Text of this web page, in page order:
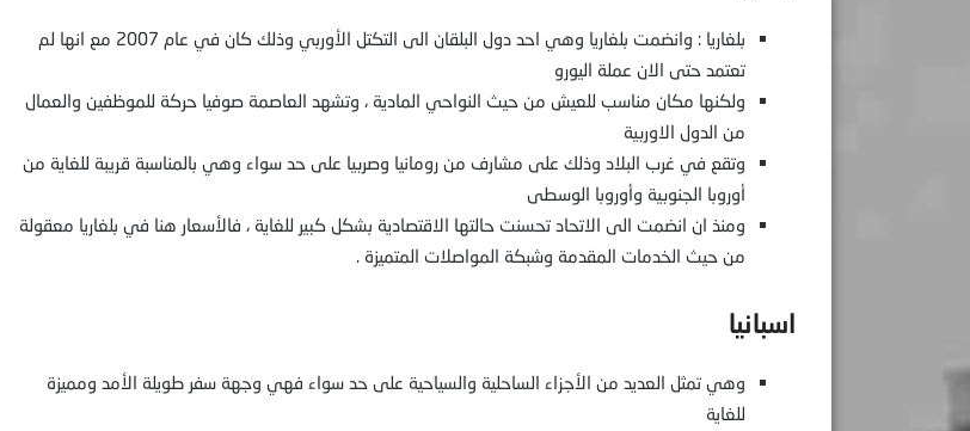
بلغاريا : وانضمت بلغاريا وهي احد دول البلقان الى التكتل الأوربي وذلك كان في عام 2007 مع انها لم
تعتمد حتى الان عملة اليورو
ولكنها مكان مناسب للعيش من حيث النواحي المادية ، وتشهد العاصمة صوفيا حركة للموظفين والعمال
من الدول الاوربية
وتقع في غرب البلاد وذلك على مشارف من رومانيا وصربيا على حد سواء وهي بالمناسبة قريبة للغاية من
أوروبا الجنوبية وأوروبا الوسطى
ومنذ ان انضمت الى الاتحاد تحسنت حالتها الاقتصادية بشكل كبير للغاية ، فالأسعار هنا في بلغاريا معقولة
من حيث الخدمات المقدمة وشبكة المواصلات المتميزة .
اسبانيا
وهي تمثل العديد من الأجزاء الساحلية والسياحية على حد سواء فهي وجهة سفر طويلة الأمد ومميزة
للغاية